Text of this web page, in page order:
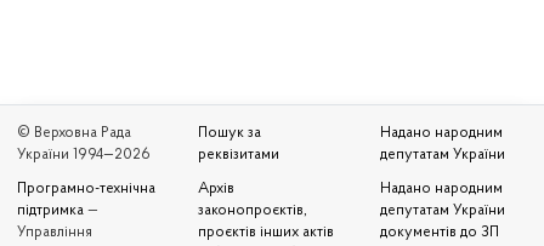
© Верховна Рада
України 1994—2026
Програмно-технічна
підтримка —
Управління
Пошук за
реквізитами
Архів
законопроєктів,
проєктів інших актів
Надано народним
депутатам України
Надано народним
депутатам України
документів до ЗП